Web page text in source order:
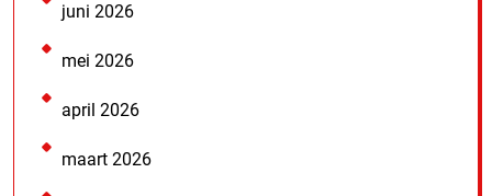
juni 2026
mei 2026
april 2026
maart 2026